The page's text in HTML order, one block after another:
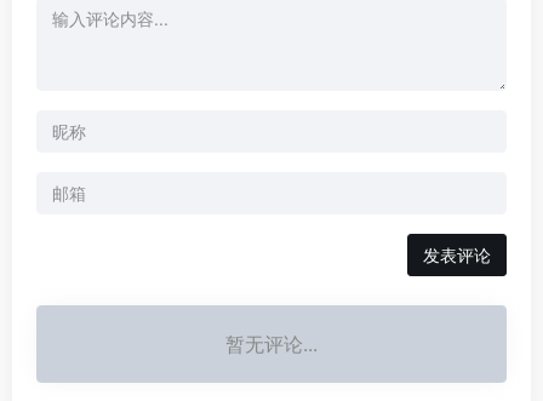
发表评论
暂无评论...